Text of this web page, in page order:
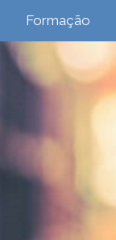
Formação